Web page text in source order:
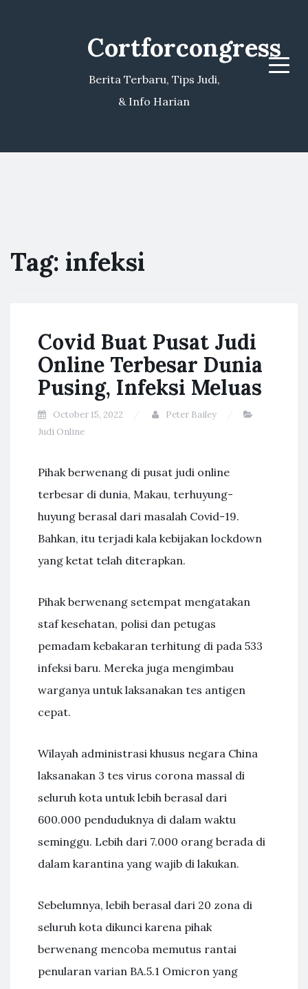
Cortforcongress
Berita Terbaru, Tips Judi,
& Info Harian
Menu
Tag: infeksi
Covid Buat Pusat Judi
Online Terbesar Dunia
Pusing, Infeksi Meluas
October 15, 2022
Peter Bailey
Judi Online
Pihak berwenang di pusat judi online
terbesar di dunia, Makau, terhuyung-
huyung berasal dari masalah Covid-19.
Bahkan, itu terjadi kala kebijakan lockdown
yang ketat telah diterapkan.
Pihak berwenang setempat mengatakan
staf kesehatan, polisi dan petugas
pemadam kebakaran terhitung di pada 533
infeksi baru. Mereka juga mengimbau
warganya untuk laksanakan tes antigen
cepat.
Wilayah administrasi khusus negara China
laksanakan 3 tes virus corona massal di
seluruh kota untuk lebih berasal dari
600.000 penduduknya di dalam waktu
seminggu. Lebih dari 7.000 orang berada di
dalam karantina yang wajib di lakukan.
Sebelumnya, lebih berasal dari 20 zona di
seluruh kota dikunci karena pihak
berwenang mencoba memutus rantai
penularan varian BA.5.1 Omicron yang